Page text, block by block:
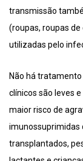
transmissão
(roupas, roupas
utilizadas pelo
Não há
clínicos são leves
maior risco de
imunossuprimidas
transplantados,